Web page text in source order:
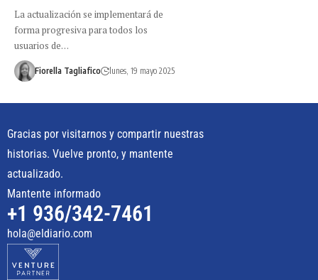
La actualización se implementará de
forma progresiva para todos los
usuarios de…
Fiorella Tagliafico lunes, 19 mayo 2025
Gracias por visitarnos y compartir nuestras
historias. Vuelve pronto, y mantente
actualizado.
Mantente informado
+1 936/342-7461
hola@eldiario.com